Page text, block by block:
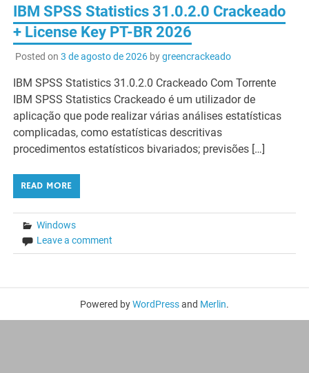
IBM SPSS Statistics 31.0.2.0 Crackeado
+ License Key PT-BR 2026
Posted on 3 de agosto de 2026bygreencrackeado
IBM SPSS Statistics 31.0.2.0 Crackeado Com Torrente
IBM SPSS Statistics Crackeado é um utilizador de
aplicação que pode realizar várias análises estatísticas
complicadas, como estatísticas descritivas
procedimentos estatísticos bivariados; previsões […]
READ MORE
Windows
Leave a comment
Powered byWordPressand Merlin.